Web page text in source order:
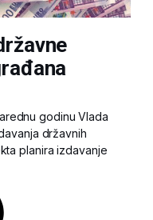
godinu Vlada
državnih
planira izdavanje